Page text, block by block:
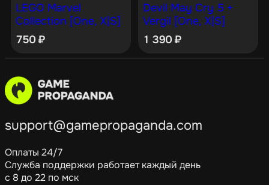
LEGO Marvel
Collection [One, X|S]
750₽
Devil May Cry 5 +
Vergil [One, X|S]
1 390₽
support@gamepropaganda.com
Оплаты 24/7
Служба поддержки работает каждый день
с 8 до 22 по мск